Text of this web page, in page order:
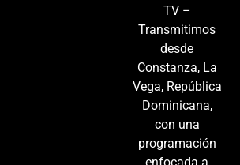
TV –
Transmitimos
desde
Constanza, La
Vega, República
Dominicana,
con una
programación
enfocada a